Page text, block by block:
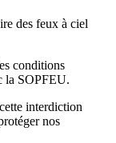
des feux à ciel
conditions
la SOPFEU.
interdiction
nos